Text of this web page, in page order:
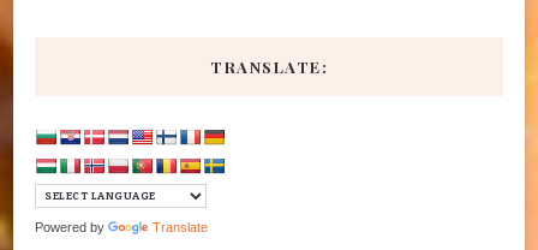
TRANSLATE:
Powered by Translate